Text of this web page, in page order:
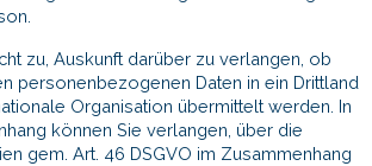
zu, Auskunft darüber zu verlangen, ob
personenbezogenen Daten in ein Drittland
Organisation übermittelt werden. In
können Sie verlangen, über die
gem. Art. 46 DSGVO im Zusammenhang